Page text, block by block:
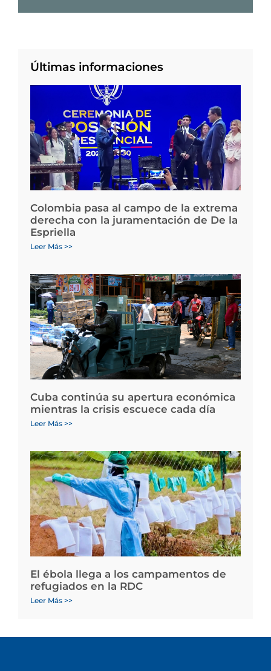
Últimas informaciones
Colombia pasa al campo de la extrema
derecha con la juramentación de De la
Espriella
Leer Más >>
Cuba continúa su apertura económica
mientras la crisis escuece cada día
Leer Más >>
El ébola llega a los campamentos de
refugiados en la RDC
Leer Más >>